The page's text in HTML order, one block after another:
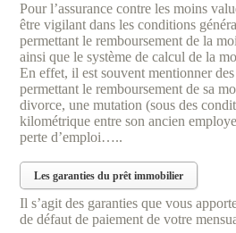
Pour l’assurance contre les moins
être vigilant dans les conditions
permettant le remboursement de la
ainsi que le système de calcul de la
En effet, il est souvent mentionner
permettant le remboursement de sa
divorce, une mutation (sous des
kilométrique entre son ancien
perte d’emploi…..
Les garanties du prêt immobilier
Il s’agit des garanties que vous
de défaut de paiement de votre